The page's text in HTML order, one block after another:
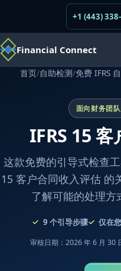
+1 (443)
Financial Connect
首页/自助检测/免费 IFRS
面向财务团
IFRS 15
这款免费的引导式检查
15 客户合同收入评估 的
了解可能的处理方
9 个引导步骤 仅在
审核日期：2026 年 6 月 30